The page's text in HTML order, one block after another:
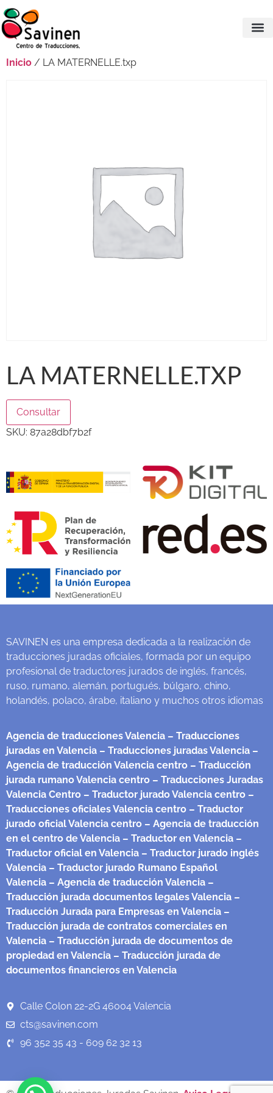
Inicio / LA MATERNELLE.txp
LA MATERNELLE.TXP
Consultar
SKU: 87a28dbf7b2f
SAVINEN es una empresa dedicada a la realización de
traducciones juradas oficiales, formada por un equipo
profesional de traductores jurados de inglés, francés,
ruso, rumano, alemán, portugués, búlgaro, chino,
holandés, polaco, árabe, italiano y muchos otros idiomas
Agencia de traducciones Valencia – Traducciones
juradas en Valencia – Traducciones juradas Valencia –
Agencia de traducción Valencia centro – Traducción
jurada rumano Valencia centro – Traducciones Juradas
Valencia Centro – Traductor jurado Valencia centro –
Traducciones oficiales Valencia centro – Traductor
jurado oficial Valencia centro – Agencia de traducción
en el centro de Valencia – Traductor en Valencia –
Traductor oficial en Valencia – Traductor jurado inglés
Valencia – Traductor jurado Rumano Español
Valencia – Agencia de traducción Valencia –
Traducción jurada documentos legales Valencia –
Traducción Jurada para Empresas en Valencia –
Traducción jurada de contratos comerciales en
Valencia – Traducción jurada de documentos de
propiedad en Valencia – Traducción jurada de
documentos financieros en Valencia
Calle Colon 22-2G 46004 Valencia
cts@savinen.com
96 352 35 43 - 609 62 32 13